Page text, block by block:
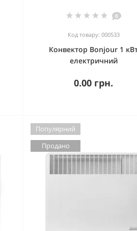
0
Код товару: 000533
Конвектор Bonjour 1
електричний
0.00 грн.
Популярний
Продано